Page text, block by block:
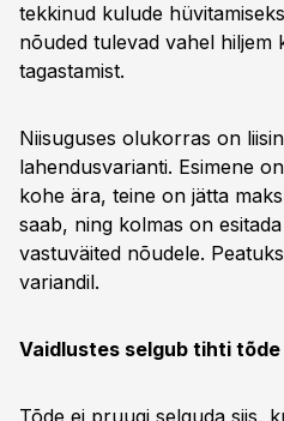
tekkinud kulude
nõuded tulevad vahel hiljem
tagastamist.
Niisuguses olukorras on
lahendusvarianti. Esimene
kohe ära, teine on jätta
saab, ning kolmas on
vastuväited nõudele.
variandil.
Vaidlustes selgub tihti tõde
Tõde ei pruugi selguda siis,